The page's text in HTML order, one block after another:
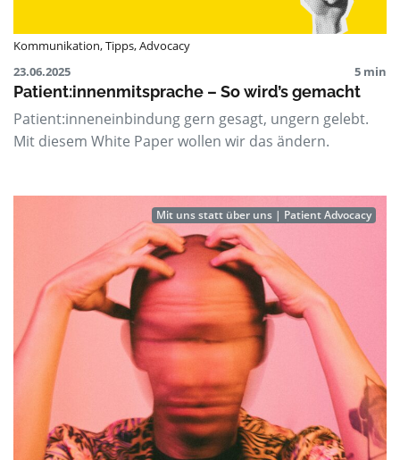
Kommunikation,Tipps,Advocacy
23.06.2025
5 min
Patient:innenmitsprache – So wird’s gemacht
Patient:inneneinbindung gern gesagt, ungern gelebt.
Mit diesem White Paper wollen wir das ändern.
Mit uns statt über uns | Patient Advocacy